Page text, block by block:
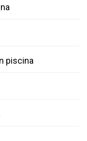
piscina